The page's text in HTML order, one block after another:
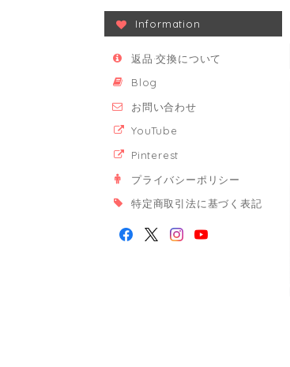
Information
返品·交換について
Blog
お問い合わせ
YouTube
Pinterest
プライバシーポリシー
特定商取引法に基づく表記